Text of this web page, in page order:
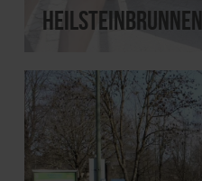
Heilsteinbrunnen